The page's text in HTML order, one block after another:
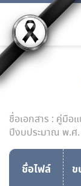
ชื่อเอกสาร : คู่มือ
ปีงบประมาณ พ.ศ
ชื่อไฟล์ ข